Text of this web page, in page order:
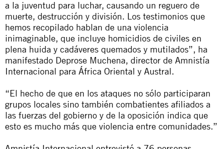
a la juventud para luchar, causando un reguero de
muerte, destrucción y división. Los testimonios que
hemos recopilado hablan de una violencia
inimaginable, que incluye homicidios de civiles en
plena huida y cadáveres quemados y mutilados”, ha
manifestado Deprose Muchena, director de Amnistía
Internacional para África Oriental y Austral.
“El hecho de que en los ataques no sólo participaran
grupos locales sino también combatientes afiliados a
las fuerzas del gobierno y de la oposición indica que
esto es mucho más que violencia entre comunidades.”